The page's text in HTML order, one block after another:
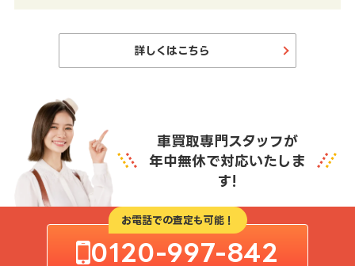
詳しくはこちら
車買取専門スタッフが
年中無休で対応いたしま
す!
お電話での査定も可能！
0120-997-842